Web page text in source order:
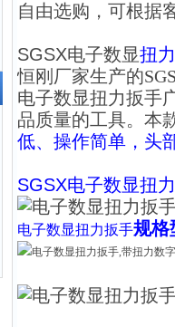
自由选购，可根据
SGSX电子数显扭
恒刚厂家生产的
电子数显扭力扳手
品质量的工具。本
低、操作简单，头
SGSX电子数显扭
电子数显扭力扳手规格